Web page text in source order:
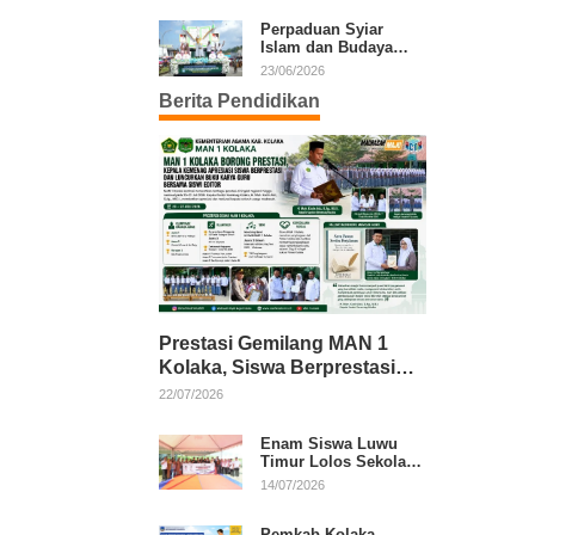
Perpaduan Syiar
Islam dan Budaya
Warnai Pawai Ta’aruf
23/06/2026
Berita Pendidikan
Prestasi Gemilang MAN 1
Kolaka, Siswa Berprestasi
dan Guru Berkarya Raih
22/07/2026
Enam Siswa Luwu
Timur Lolos Sekolah
Rakyat, Bupati: Jaga
14/07/2026